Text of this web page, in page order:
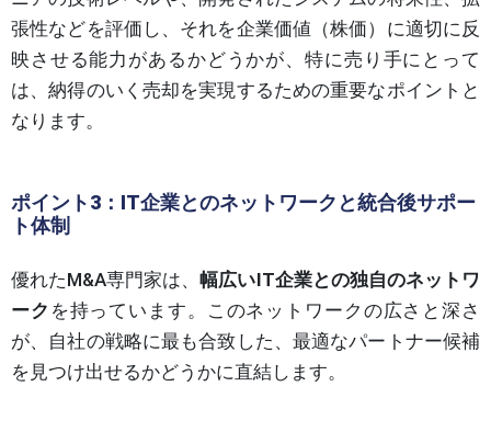
張性などを評価し、それを企業価値（株価）に適切に反
映させる能力があるかどうかが、特に売り手にとって
は、納得のいく売却を実現するための重要なポイントと
なります。
ポイント3：IT企業とのネットワークと統合後サポー
ト体制
優れたM&A専門家は、幅広いIT企業との独自のネットワ
ーク を持っています。このネットワークの広さと深さ
が、自社の戦略に最も合致した、最適なパートナー候補
を見つけ出せるかどうかに直結します。